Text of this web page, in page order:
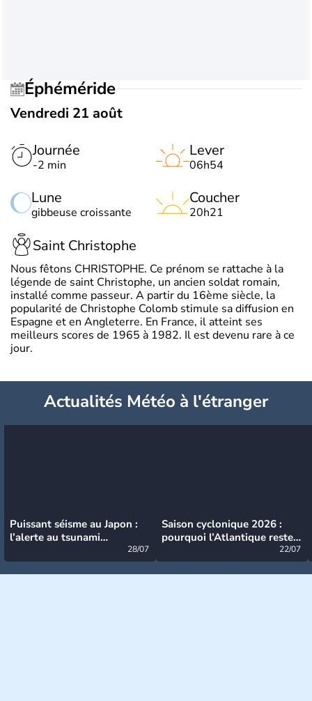
Éphéméride
Vendredi 21 août
Journée
-2 min
Lune
gibbeuse croissante
Lever
06h54
Coucher
20h21
Saint Christophe
Nous fêtons CHRISTOPHE. Ce prénom se rattache à la
légende de saint Christophe, un ancien soldat romain,
installé comme passeur. A partir du 16ème siècle, la
popularité de Christophe Colomb stimule sa diffusion en
Espagne et en Angleterre. En France, il atteint ses
meilleurs scores de 1965 à 1982. Il est devenu rare à ce
jour.
Actualités Météo à l'étranger
Puissant séisme au Japon :
l’alerte au tsunami
28/07
Saison cyclonique 2026 :
pourquoi l’Atlantique reste
22/07